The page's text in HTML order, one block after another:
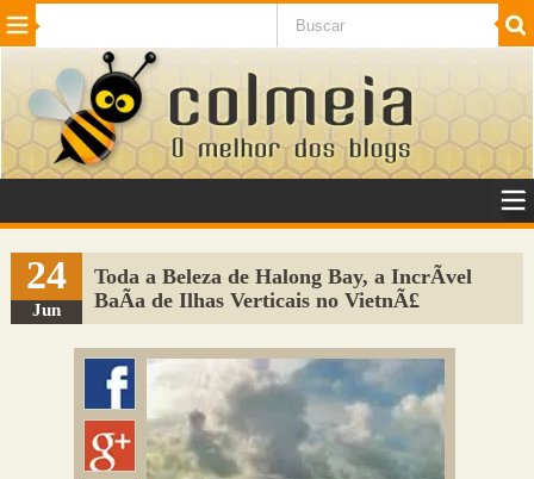
Beleza Cinema e TV
Internet Jogos NotÃ­cias SaÃºde
VeÃ­culos Adulto
Sugerir Link
Adicionar Blog
Colmeia Exchange
24
Jun
Toda a Beleza de Halong Bay, a IncrÃ­vel
BaÃ­a de Ilhas Verticais no VietnÃ£